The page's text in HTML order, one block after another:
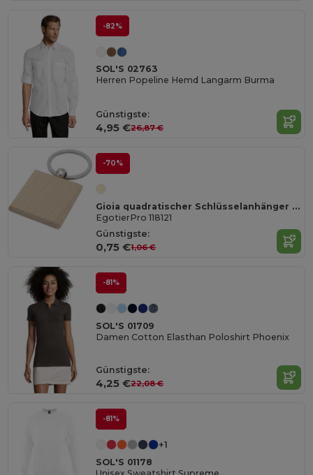
-82%
SOL'S 02763
Herren Popeline Hemd Langarm Burma
Günstigste:
4,95 €26,87 €
-70%
Gioia quadratischer Schlüsselanhänger aus Buchenholz
EgotierPro 118121
Günstigste:
0,75 €1,06 €
-81%
SOL'S 01709
Damen Cotton Elasthan Poloshirt Phoenix
Günstigste:
4,25 €22,08 €
-81%
+1
SOL'S 01178